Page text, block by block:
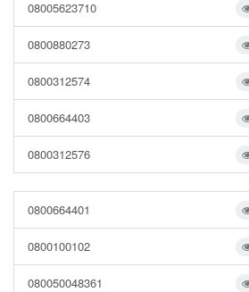
08005623710
0800880273
0800312574
0800664403
0800312576
0800664401
0800100102
080050048361